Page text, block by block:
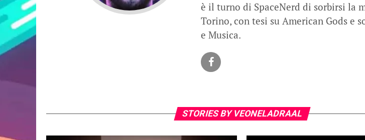
è il turno di SpaceNerd di sorbirsi la
Torino, con tesi su American Gods e
e Musica.
STORIES BY VEONELADRAAL